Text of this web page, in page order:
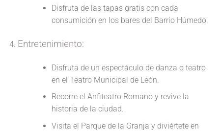
Disfruta de las tapas gratis con cada
consumición en los bares del Barrio Húmedo.
Entretenimiento:
Disfruta de un espectáculo de danza o teatro
en el Teatro Municipal de León.
Recorre el Anfiteatro Romano y revive la
historia de la ciudad.
Visita el Parque de la Granja y diviértete en